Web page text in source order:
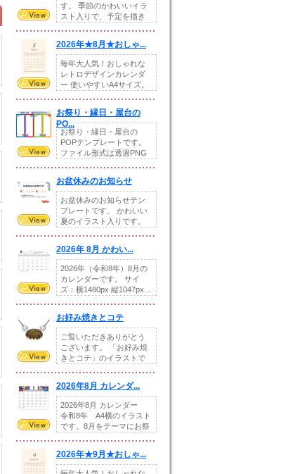
す。 季節のかわいいイラ
スト入りで、予定を描き
2026年★8月★おしゃ...
毎年大人気！おしゃれな
レトロデザインカレンダ
ー 使いやすいA4サイズ。
お祭り・縁日・屋台の
PO...
お祭り・縁日・屋台の
POPテンプレートです。
ファイル形式は透過PNG
お盆休みのお知らせ
お盆休みのお知らせテン
プレートです。 かわいい
夏のイラスト入りです。
2026年 8月 かわい...
2026年（令和8年）8月の
カレンダーです。 サイ
ズ：横1480px 縦1047px...
お好み焼きとコテ
ご覧いただきありがとう
ございます。 「お好み焼
きとコテ」のイラストで
2026年8月 カレンダ...
2026年8月 カレンダー
令和8年 A4横のイラスト
です。8月をテーマにお祭
2026年★9月★おしゃ...